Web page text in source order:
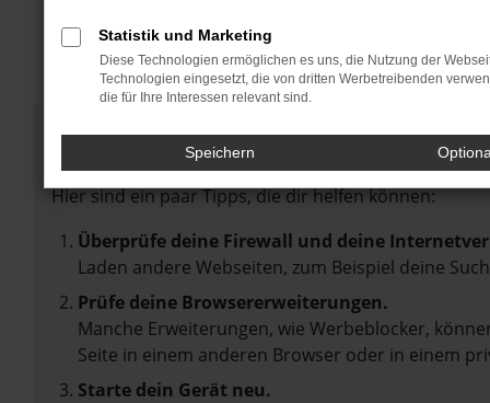
Fehler: Network Error
Beim Laden ist ein Fehler aufgetreten.
Hier sind ein paar Tipps, die dir helfen können:
Überprüfe deine Firewall und deine
Laden andere Webseiten, zum Beispiel deine
Prüfe deine Browsererweiterungen.
Manche Erweiterungen, wie Werbeblocker,
Seite in einem anderen Browser oder in einem
Starte dein Gerät neu.
Statistik und Marketing
Diese Technologien ermöglichen es uns, die Nutzung der
Technologien eingesetzt, die von dritten Werbetreibenden
die für Ihre Interessen relevant sind.
Speichern